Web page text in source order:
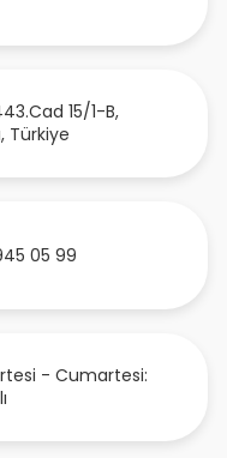
15/1-B,
, Türkiye
05 99
- Cumartesi: